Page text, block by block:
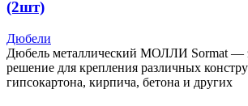
(2шт)
Дюбели
Дюбель металлический МОЛЛИ Sormat —
решение для крепления различных
гипсокартона, кирпича, бетона и других